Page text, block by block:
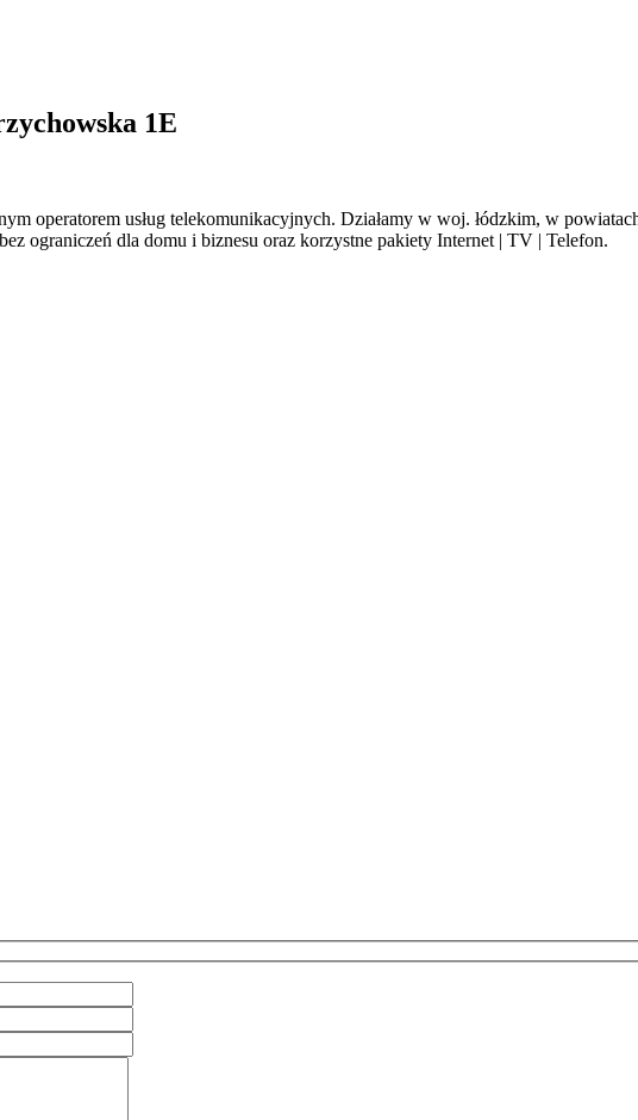
1E
operatorem usług telekomunikacyjnych. Działamy w woj. łódzkim, w
ograniczeń dla domu i biznesu oraz korzystne pakiety Internet | TV | Telefon.